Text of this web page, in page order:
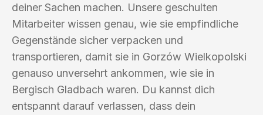
deiner Sachen machen. Unsere geschulten
Mitarbeiter wissen genau, wie sie empfindliche
Gegenstände sicher verpacken und
transportieren, damit sie in Gorzów Wielkopolski
genauso unversehrt ankommen, wie sie in
Bergisch Gladbach waren. Du kannst dich
entspannt darauf verlassen, dass dein